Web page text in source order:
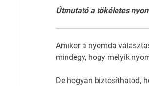
Útmutató a tökéletes
Amikor a nyomda
mindegy, hogy melyik
De hogyan biztosíthatod,